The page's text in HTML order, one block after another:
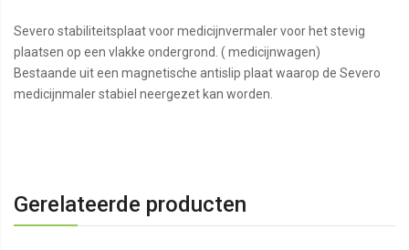
Severo stabiliteitsplaat voor medicijnvermaler voor het stevig
plaatsen op een vlakke ondergrond. ( medicijnwagen)
Bestaande uit een magnetische antislip plaat waarop de Severo
medicijnmaler stabiel neergezet kan worden.
Gerelateerde producten